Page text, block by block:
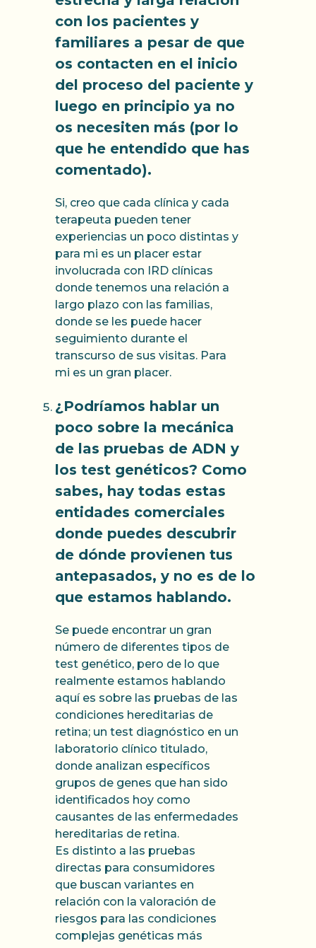
con los pacientes y
familiares a pesar de que
os contacten en el inicio
del proceso del paciente y
luego en principio ya no
os necesiten más (por lo
que he entendido que has
comentado).
Si, creo que cada clínica y cada
terapeuta pueden tener
experiencias un poco distintas y
para mi es un placer estar
involucrada con IRD clínicas
donde tenemos una relación a
largo plazo con las familias,
donde se les puede hacer
seguimiento durante el
transcurso de sus visitas. Para
mi es un gran placer.
¿Podríamos hablar un
poco sobre la mecánica
de las pruebas de ADN y
los test genéticos? Como
sabes, hay todas estas
entidades comerciales
donde puedes descubrir
de dónde provienen tus
antepasados, y no es de lo
que estamos hablando.
Se puede encontrar un gran
número de diferentes tipos de
test genético, pero de lo que
realmente estamos hablando
aquí es sobre las pruebas de las
condiciones hereditarias de
retina; un test diagnóstico en un
laboratorio clínico titulado,
donde analizan específicos
grupos de genes que han sido
identificados hoy como
causantes de las enfermedades
hereditarias de retina.
Es distinto a las pruebas
directas para consumidores
que buscan variantes en
relación con la valoración de
riesgos para las condiciones
complejas genéticas más